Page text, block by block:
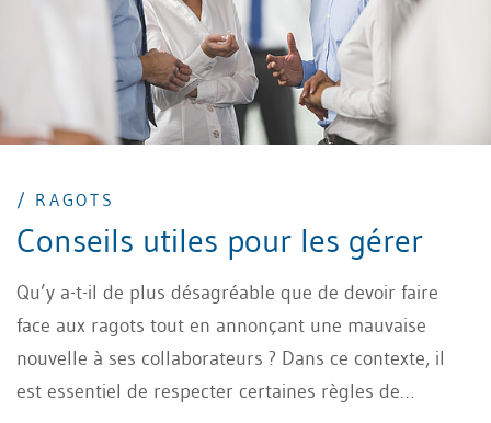
/ RAGOTS
Conseils utiles pour les gérer
Qu’y a-t-il de plus désagréable que de devoir faire
face aux ragots tout en annonçant une mauvaise
nouvelle à ses collaborateurs ? Dans ce contexte, il
est essentiel de respecter certaines règles de